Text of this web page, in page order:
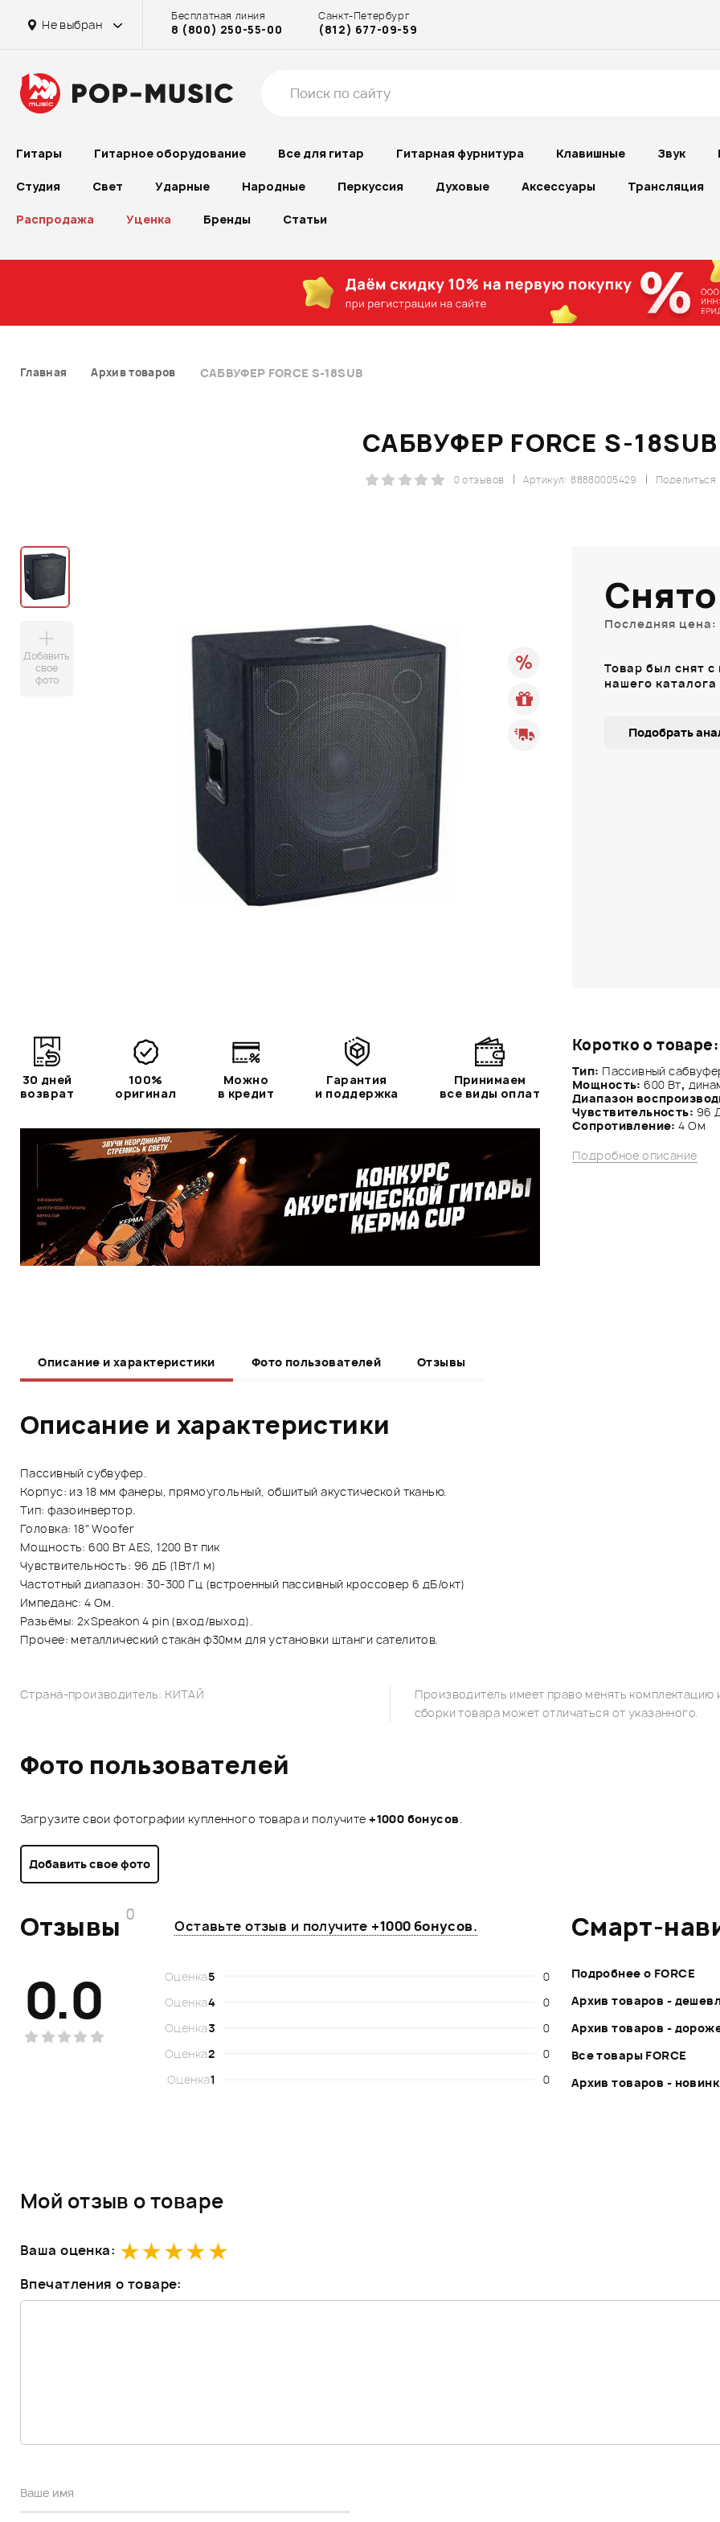
Не выбран
Бесплатная линия
8 (800) 250-55-00
Санкт-Петербург
(812) 677-09-59
Гитары Гитарное оборудование Все для гитар Гитарная фурнитура Клавишные Звук
Студия Свет Ударные Народные Перкуссия Духовые Аксессуары Трансляция
Распродажа Уценка Бренды Статьи
Главная Архив товаров САБВУФЕР FORCE S-18SUB
САБВУФЕР FORCE S-18SUB
Поделиться
Артикул: 88880005429
0 отзывов
Добавить
свое
фото
Коротко о товаре:
Тип: Пассивный
Мощность: 600 Вт,
Диапазон
Чувствительность: 96
Сопротивление: 4 Ом
Подробное описание
Последняя цена:
Товар был снят
нашего каталога
Подобрать
30 дней
возврат
100%
оригинал
Можно
в кредит
Гарантия
и поддержка
Принимаем
все виды оплат
Описание и характеристики Фото пользователей Отзывы
Описание и характеристики
Пассивный субвуфер.
Корпус: из 18 мм фанеры, прямоугольный, обшитый акустической тканью.
Тип: фазоинвертор.
Головка: 18" Woofer
Мощность: 600 Вт AES, 1200 Вт пик
Чувствительность: 96 дБ (1Вт/1 м)
Частотный диапазон: 30-300 Гц (встроенный пассивный кроссовер 6 дБ/окт)
Импеданс: 4 Ом.
Разьёмы: 2хSpeakon 4 pin (вход/выход).
Прочее: металлический стакан ф30мм для установки штанги сателитов.
Страна-производитель: КИТАЙ
Производитель имеет право менять
сборки товара может отличаться от указанного.
Фото пользователей
Загрузите свои фотографии купленного товара и получите+1000 бонусов.
Добавить свое фото
Отзывы 0
Оставьте отзыв и получите +1000 бонусов.
0.0 Оценка5
0
Оценка4
0
Оценка3
0
Оценка2
0
Оценка1 0
Смарт-
Подробнее о FORCE
Архив товаров -
Архив товаров -
Все товары FORCE
Архив товаров -
Мой отзыв о товаре
Ваша оценка:
Впечатления о товаре: